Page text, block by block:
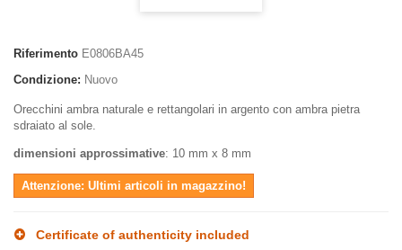
Riferimento E0806BA45
Condizione: Nuovo
Orecchini ambra naturale e rettangolari in argento con ambra pietra
sdraiato al sole.
dimensioni approssimative: 10 mm x 8 mm
Attenzione: Ultimi articoli in magazzino!
Certificate of authenticity included